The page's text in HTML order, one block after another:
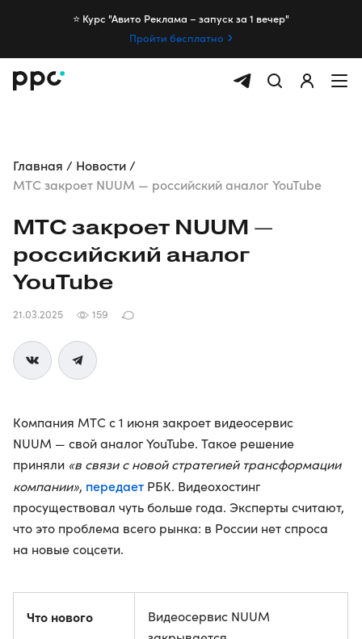
⭐️ Курс "Авито Реклама – запуск за 1 вечер"
Пройти бесплатно
Главная
Новости
МТС закроет NUUM — российский аналог YouTube
МТС закроет NUUM —
российский аналог
YouTube
21.03.2025 159
Компания МТС с 1 июня закроет видеосервис
NUUM — свой аналог YouTube. Такое решение
приняли «в связи с новой стратегией трансформации
компании», передает РБК. Видеохостинг
просуществовал чуть больше года. Эксперты считают,
что это проблема всего рынка: в России нет спроса
на новые соцсети.
Что нового
Видеосервис NUUM